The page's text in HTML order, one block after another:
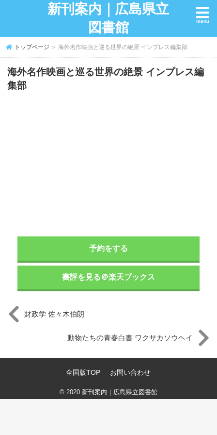
新刊案内｜広島県立
図書館
トップページ ＞ 海外名作映画と巡る世界の絶景 インプレス編集部
海外名作映画と巡る世界の絶景 インプレス編
集部
予約をする
書評を見る＠楽天ブックス
財政学 佐々木伯朗
動物たちの青春白書 ワクサカソウヘイ
全国版TOP お問い合わせ
© 2020 新刊案内｜広島県立図書館